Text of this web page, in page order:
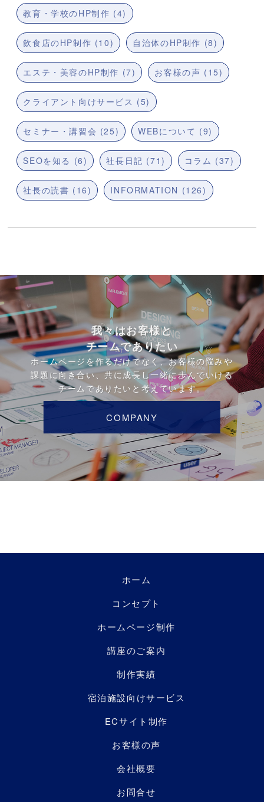
教育・学校のHP制作 (4)
飲食店のHP制作 (10) 自治体のHP制作 (8)
エステ・美容のHP制作 (7) お客様の声 (15)
クライアント向けサービス (5)
セミナー・講習会 (25) WEBについて (9)
SEOを知る (6) 社長日記 (71) コラム (37)
社長の読書 (16) INFORMATION (126)
我々はお客様と
チームでありたい
ホームページを作るだけでなく、お客様の悩みや
課題に向き合い、共に成長し一緒に歩んでいける
チームでありたいと考えています。
COMPANY
ホーム
コンセプト
ホームページ制作
講座のご案内
制作実績
宿泊施設向けサービス
ECサイト制作
お客様の声
会社概要
お問合せ